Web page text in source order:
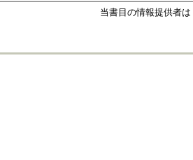
当書目の情報提供者は